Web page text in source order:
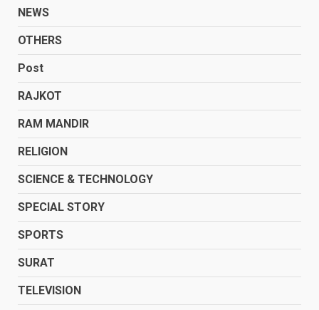
NEWS
OTHERS
Post
RAJKOT
RAM MANDIR
RELIGION
SCIENCE & TECHNOLOGY
SPECIAL STORY
SPORTS
SURAT
TELEVISION